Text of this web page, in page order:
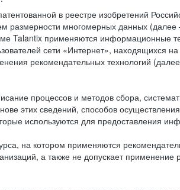
в реестре изобретений
размерности многомерных данных
Talantix применяются информационные
сети «Интернет», находящихся
рекомендательных технологий
процессов и методов сбора,
этих сведений, способов
используются для предоставления
на котором применяются
а также не допускает